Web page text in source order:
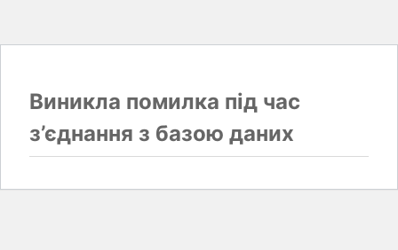
Виникла помилка під час
з’єднання з базою даних